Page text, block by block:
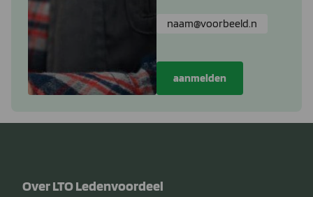
Over LTO Ledenvoordeel